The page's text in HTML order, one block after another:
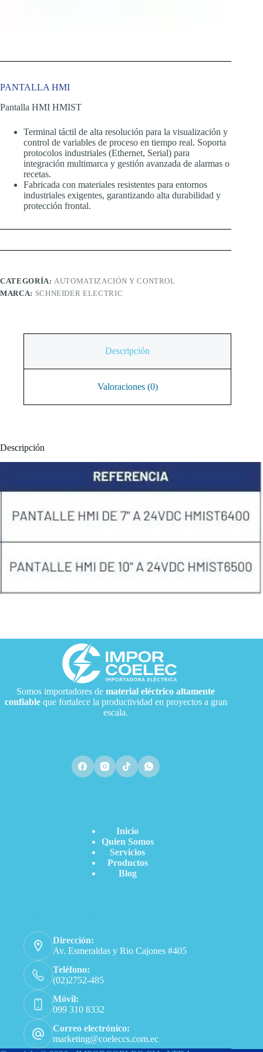
PANTALLA HMI
Pantalla HMI HMIST
Terminal táctil de alta resolución para la visualización y
control de variables de proceso en tiempo real. Soporta
protocolos industriales (Ethernet, Serial) para
integración multimarca y gestión avanzada de alarmas o
recetas.
Fabricada con materiales resistentes para entornos
industriales exigentes, garantizando alta durabilidad y
protección frontal.
CATEGORÍA: AUTOMATIZACIÓN Y CONTROL
MARCA: SCHNEIDER ELECTRIC
Descripción
Valoraciones (0)
Descripción
Somos importadores dematerial eléctrico altamente
confiableque fortalece la productividad en proyectos a gran
escala.
Inicio
Quien Somos
Servicios
Productos
Blog
Dirección:
Av. Esmeraldas y Rio Cajones #405
Teléfono:
(02)2752-485
Móvil:
099 310 8332
Correo electrónico:
marketing@coeleccs.com.ec